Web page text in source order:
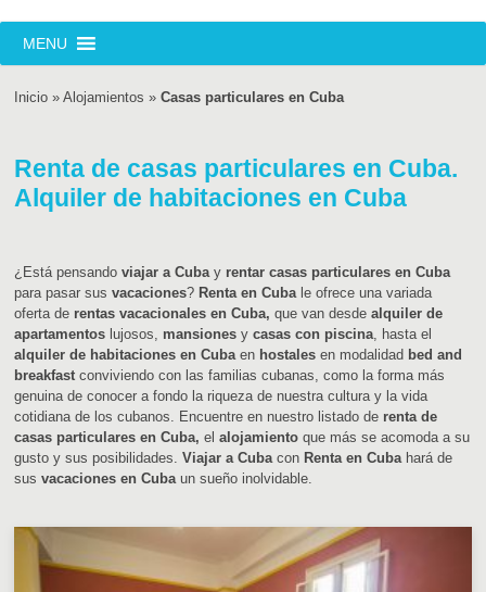
MENU
Inicio »Alojamientos »Casas particulares en Cuba
Renta de casas particulares en Cuba.
Alquiler de habitaciones en Cuba
¿Está pensandoviajar a Cuba y rentar casas particulares en Cuba
para pasar susvacaciones? Renta en Cuba le ofrece una variada
oferta de rentas vacacionales en Cuba, que van desdealquiler de
apartamentos lujosos, mansiones ycasas con piscina , hasta el
alquiler de habitaciones en Cuba en hostales en modalidad bed and
breakfast conviviendo con las familias cubanas, como la forma más
genuina de conocer a fondo la riqueza de nuestra cultura y la vida
cotidiana de los cubanos. Encuentre en nuestro listado de renta de
casas particulares en Cuba, elalojamiento que más se acomoda a su
gusto y sus posibilidades.Viajar a Cuba con Renta en Cuba hará de
susvacaciones en Cuba un sueño inolvidable.